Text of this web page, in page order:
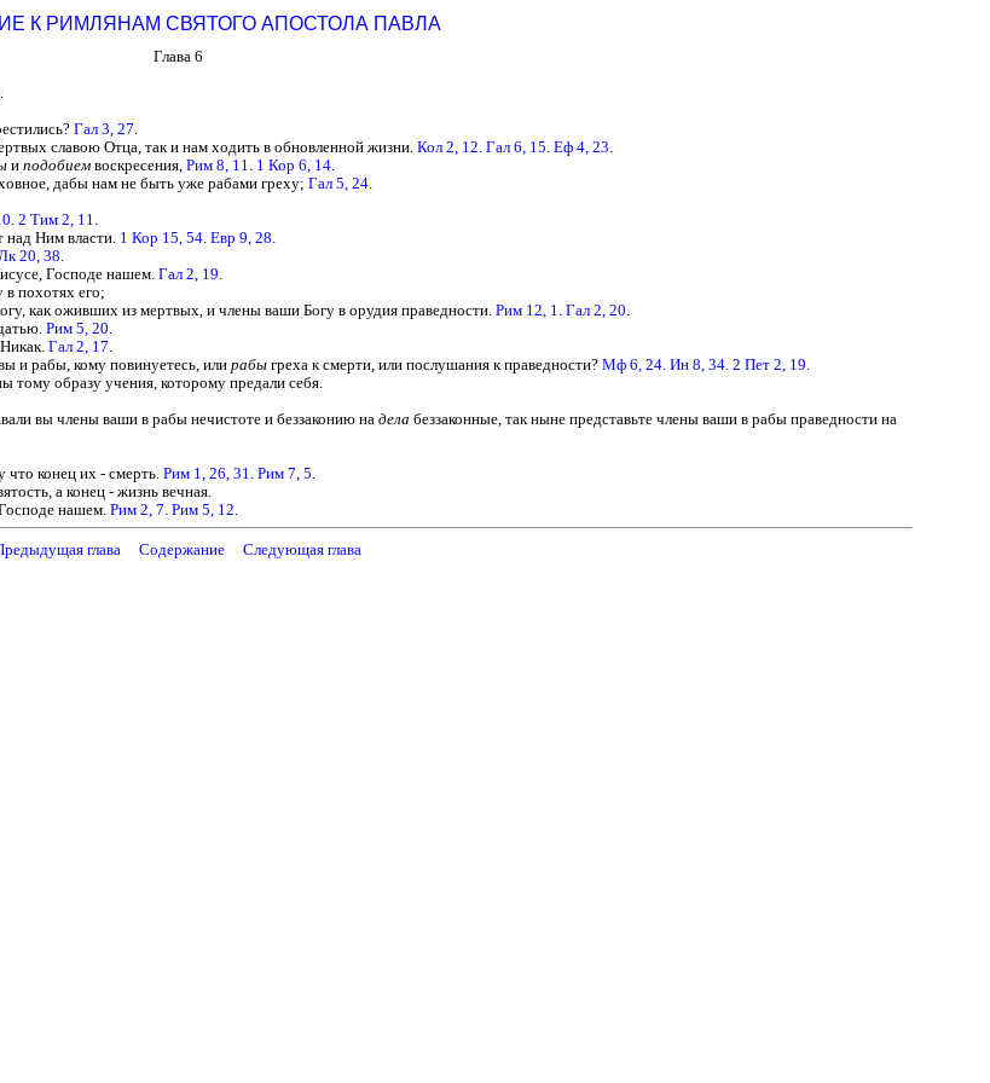
К РИМЛЯНАМ СВЯТОГО АПОСТОЛА ПАВЛА
Глава 6
Гал 3, 27.
славою Отца, так и нам ходить в обновленной жизни. Кол 2, 12. Гал 6, 15. Еф 4, 23.
и подобием воскресения, Рим 8, 11. 1 Кор 6, 14.
дабы нам не быть уже рабами греху; Гал 5, 24.
. 2 Тим 2, 11.
над Ним власти. 1 Кор 15, 54. Евр 9, 28.
20, 38.
Господе нашем. Гал 2, 19.
в похотях его;
как оживших из мертвых, и члены ваши Богу в орудия праведности. Рим 12, 1. Гал 2, 20.
Рим 5, 20.
Гал 2, 17.
и рабы, кому повинуетесь, или рабы греха к смерти, или послушания к праведности? Мф 6, 24. Ин 8, 34. 2 Пет 2, 19.
тому образу учения, которому предали себя.
вы члены ваши в рабы нечистоте и беззаконию на дела беззаконные, так ныне представьте члены ваши в рабы праведности на
что конец их - смерть. Рим 1, 26, 31. Рим 7, 5.
а конец - жизнь вечная.
нашем. Рим 2, 7. Рим 5, 12.
глава Содержание Следующая глава